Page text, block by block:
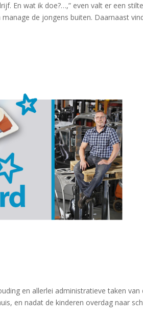
En wat ik doe?…,” even valt er een
de jongens buiten. Daarnaast
en allerlei administratieve taken van
en nadat de kinderen overdag naar